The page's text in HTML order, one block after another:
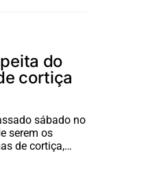
do
cortiça
sábado no
serem os
de cortiça,…